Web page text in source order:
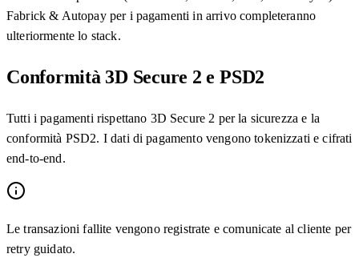
Fabrick & Autopay per i pagamenti in arrivo completeranno
ulteriormente lo stack.
Conformità 3D Secure 2 e PSD2
Tutti i pagamenti rispettano 3D Secure 2 per la sicurezza e la
conformità PSD2. I dati di pagamento vengono tokenizzati e cifrati
end-to-end.
Le transazioni fallite vengono registrate e comunicate al cliente per
retry guidato.